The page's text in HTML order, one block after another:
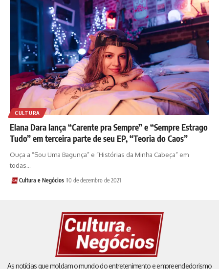
CULTURA
Elana Dara lança “Carente pra Sempre” e “Sempre Estrago
Tudo” em terceira parte de seu EP, “Teoria do Caos”
Ouça a “Sou Uma Bagunça” e “Histórias da Minha Cabeça” em
todas…
Cultura e Negócios 10 de dezembro de 2021
As notícias que moldam o mundo do entretenimento e empreendedorismo